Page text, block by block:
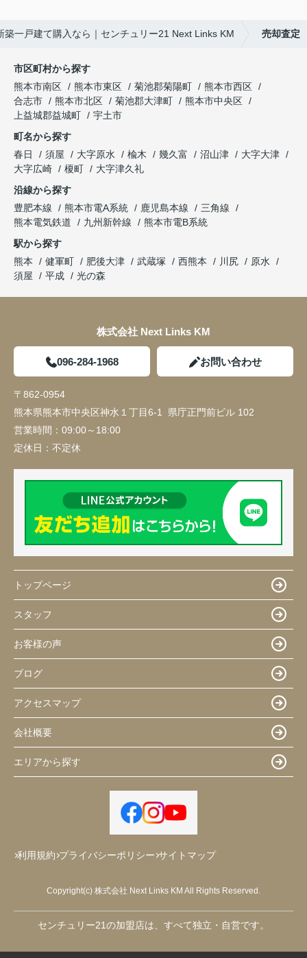
築一戸建て購入なら｜センチュリー21 Next Links KM 売却査定
市区町村から探す
熊本市南区
熊本市東区 菊池郡菊陽町
熊本市西区
合志市
熊本市北区 菊池郡大津町
熊本市中央区
上益城郡益城町
宇土市
町名から探す
春日
須屋 大字原水 楡木 幾久富 沼山津
大字大津
大字広崎
榎町
大字津久礼
沿線から探す
豊肥本線
熊本市電A系統 鹿児島本線
三角線
熊本電気鉄道
九州新幹線
熊本市電B系統
駅から探す
熊本
健軍町 肥後大津 武蔵塚 西熊本 川尻
原水
須屋
平成 光の森
株式会社 Next Links KM
096-284-1968 お問い合わせ
〒862-0954
熊本県熊本市中央区神水１丁目6-1 県庁正門前ビル 102
営業時間： 09:00～18:00
定休日： 不定休
トップページ
スタッフ
お客様の声
ブログ
アクセスマップ
会社概要
エリアから探す
利用規約 プライバシーポリシー サイトマップ
Copyright(c) 株式会社 Next Links KM All Rights Reserved.
センチュリー21の加盟店は、すべて独立・自営です。